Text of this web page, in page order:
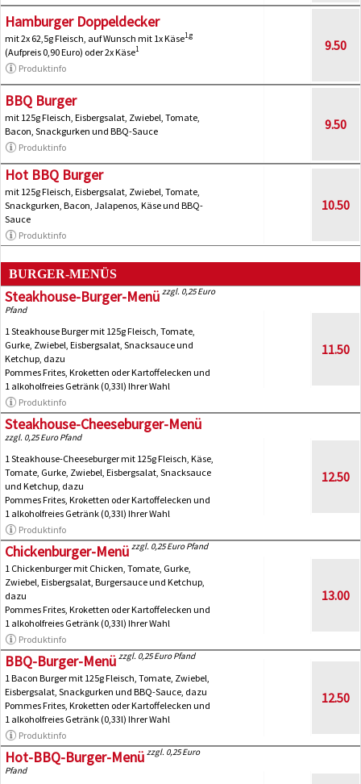
Hamburger Doppeldecker
mit 2x 62,5g Fleisch, auf Wunsch mit 1x Käse1,g
(Aufpreis 0,90 Euro) oder 2x Käse1
Produktinfo
9.50
BBQ Burger
mit 125g Fleisch, Eisbergsalat, Zwiebel, Tomate,
Bacon, Snackgurken und BBQ-Sauce
Produktinfo
9.50
Hot BBQ Burger
mit 125g Fleisch, Eisbergsalat, Zwiebel, Tomate,
Snackgurken, Bacon, Jalapenos, Käse und BBQ-
Sauce
Produktinfo
10.50
BURGER-MENÜS
Steakhouse-Burger-Menü zzgl. 0,25 Euro
Pfand
1 Steakhouse Burger mit 125g Fleisch, Tomate,
Gurke, Zwiebel, Eisbergsalat, Snacksauce und
Ketchup, dazu
Pommes Frites, Kroketten oder Kartoffelecken und
1 alkoholfreies Getränk (0,33l) Ihrer Wahl
Produktinfo
11.50
Steakhouse-Cheeseburger-Menü
zzgl. 0,25 Euro Pfand
1 Steakhouse-Cheeseburger mit 125g Fleisch, Käse,
Tomate, Gurke, Zwiebel, Eisbergsalat, Snacksauce
und Ketchup, dazu
Pommes Frites, Kroketten oder Kartoffelecken und
1 alkoholfreies Getränk (0,33l) Ihrer Wahl
Produktinfo
12.50
Chickenburger-Menü zzgl. 0,25 Euro Pfand
1 Chickenburger mit Chicken, Tomate, Gurke,
Zwiebel, Eisbergsalat, Burgersauce und Ketchup,
dazu
Pommes Frites, Kroketten oder Kartoffelecken und
1 alkoholfreies Getränk (0,33l) Ihrer Wahl
Produktinfo
13.00
BBQ-Burger-Menü zzgl. 0,25 Euro Pfand
1 Bacon Burger mit 125g Fleisch, Tomate, Zwiebel,
Eisbergsalat, Snackgurken und BBQ-Sauce, dazu
Pommes Frites, Kroketten oder Kartoffelecken und
1 alkoholfreies Getränk (0,33l) Ihrer Wahl
Produktinfo
12.50
Hot-BBQ-Burger-Menü zzgl. 0,25 Euro
Pfand